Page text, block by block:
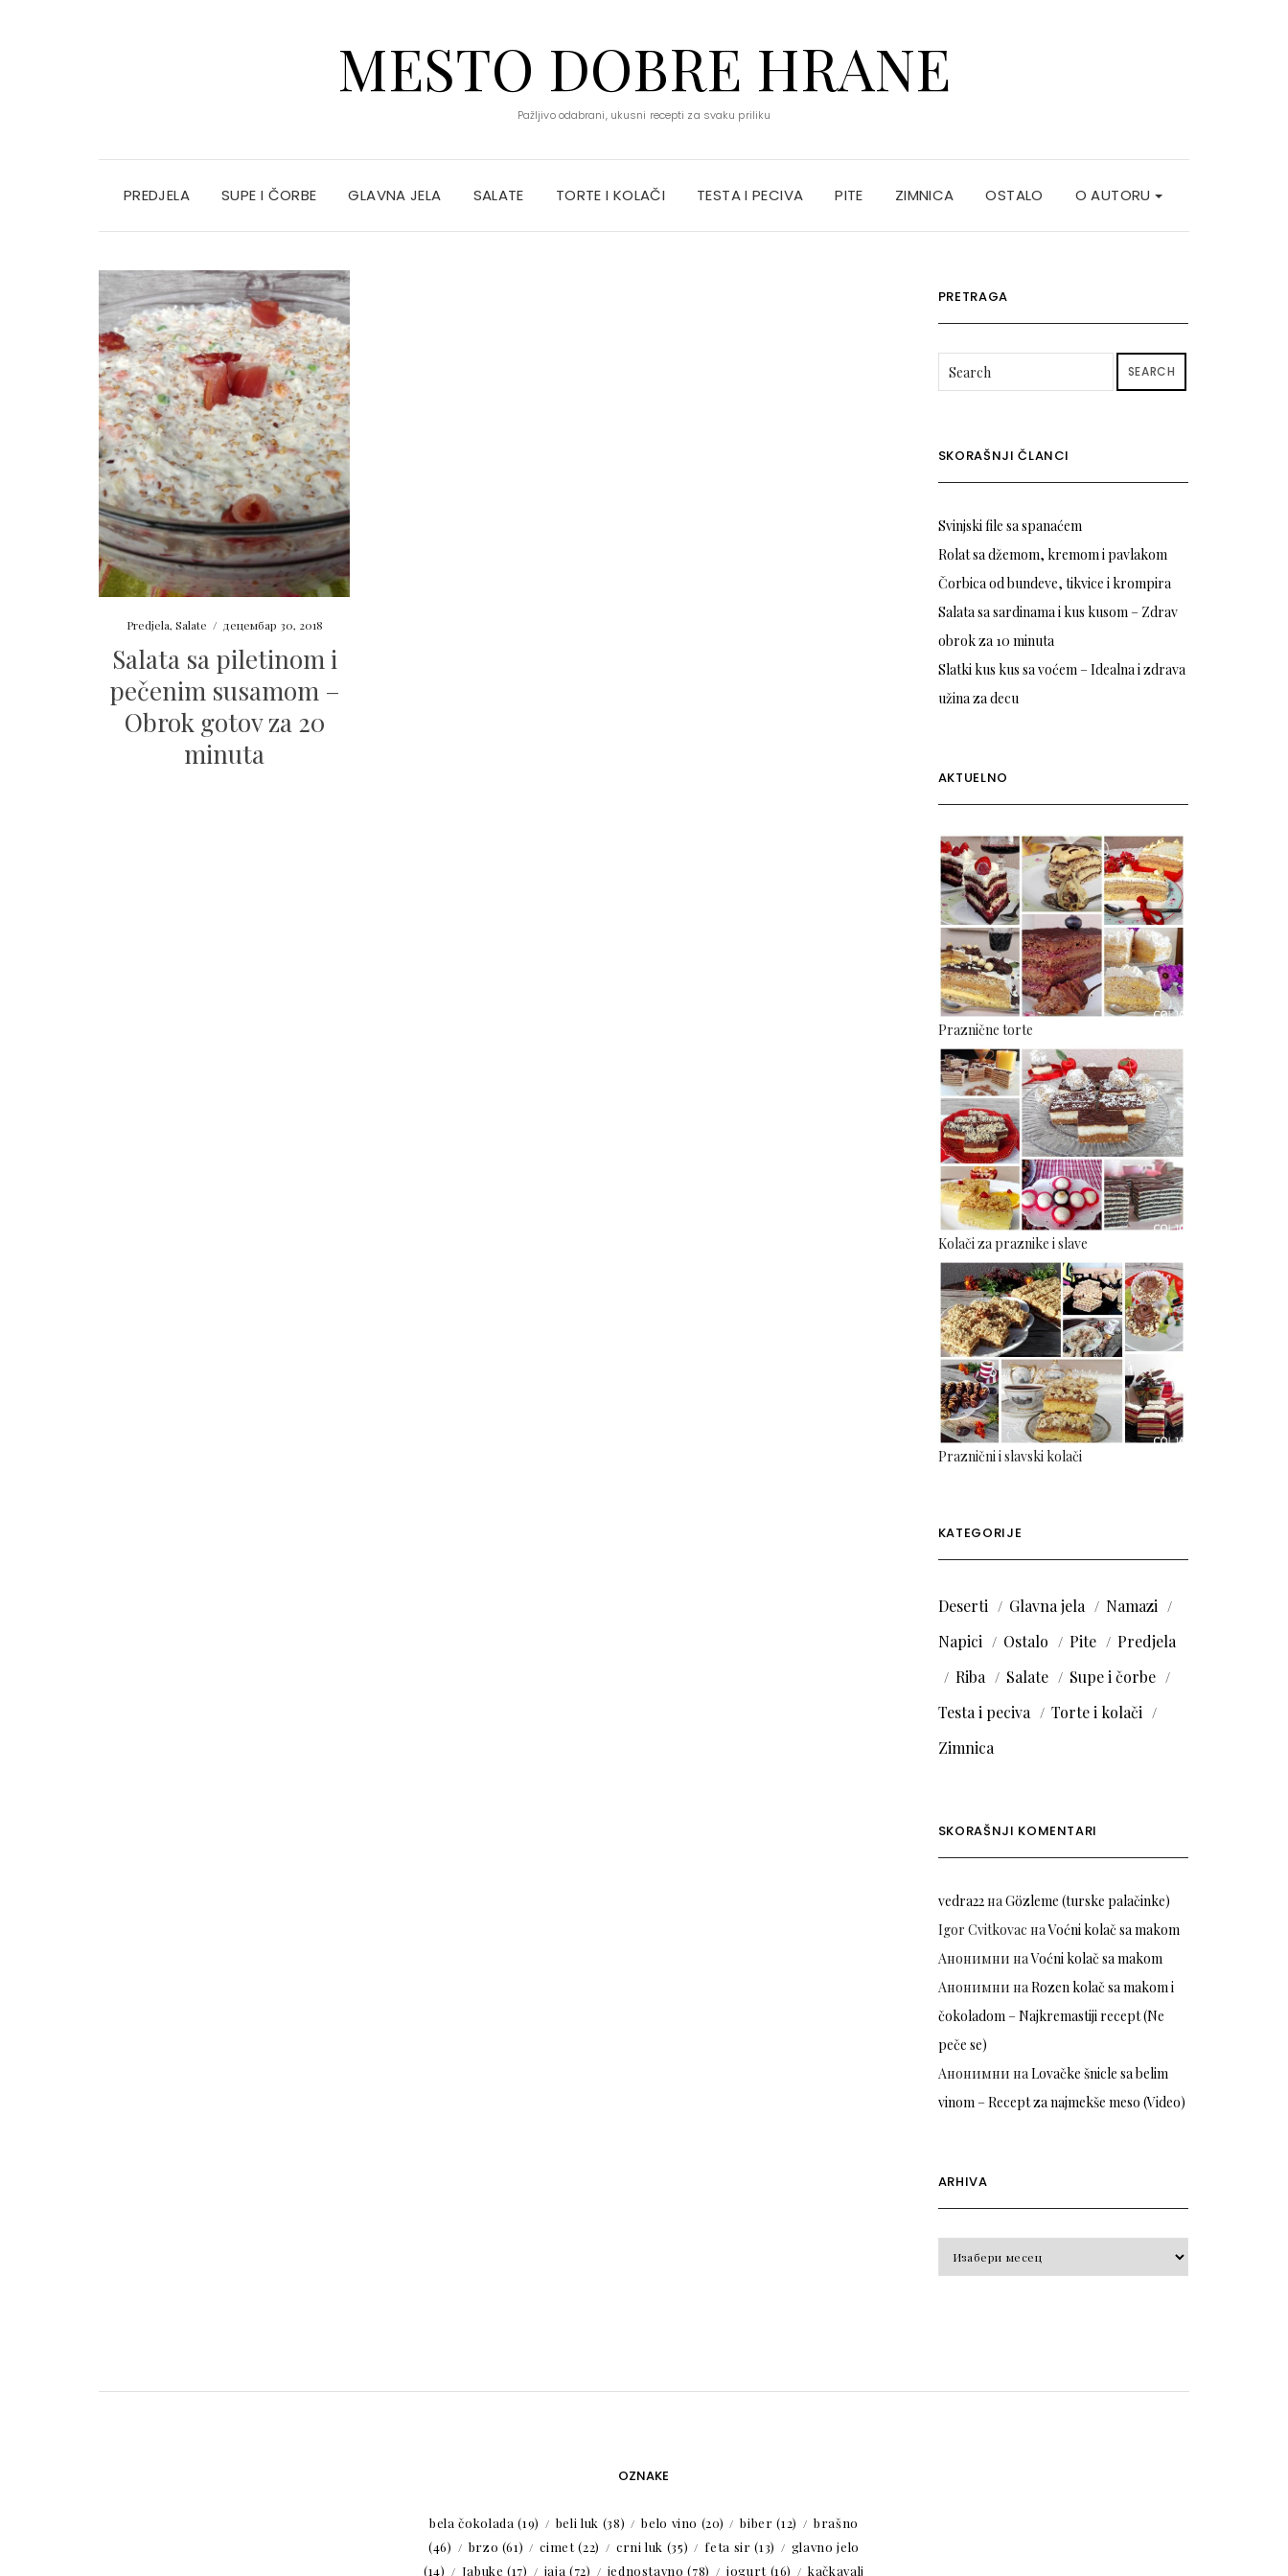
MESTO DOBRE HRANE
Pažljivo odabrani, ukusni recepti za svaku priliku
PREDJELA SUPE I ČORBE GLAVNA JELA SALATE TORTE I KOLAČI TESTA I PECIVA PITE ZIMNICA OSTALO O AUTORU
Predjela, Salate / децембар 30, 2018
Salata sa piletinom i
pečenim susamom –
Obrok gotov za 20
minuta
PRETRAGA
SEARCH
SKORAŠNJI ČLANCI
Svinjski file sa spanaćem
Rolat sa džemom, kremom i pavlakom
Čorbica od bundeve, tikvice i krompira
Salata sa sardinama i kus kusom – Zdrav
obrok za 10 minuta
Slatki kus kus sa voćem – Idealna i zdrava
užina za decu
AKTUELNO
Praznične torte
Kolači za praznike i slave
Praznični i slavski kolači
KATEGORIJE
Deserti Glavna jela
Namazi
Napici
Ostalo Pite
Predjela
Riba
Salate
Supe i čorbe
Testa i peciva
Torte i kolači
Zimnica
SKORAŠNJI KOMENTARI
vedra22наGözleme (turske palačinke)
Igor Cvitkovac наVoćni kolač sa makom
Анонимни наVoćni kolač sa makom
Анонимни наRozen kolač sa makom i
čokoladom – Najkremastiji recept (Ne
peče se)
Анонимни наLovačke šnicle sa belim
vinom – Recept za najmekše meso (Video)
ARHIVA
OZNAKE
bela čokolada (19) beli luk (38) belo vino (20) biber (12)
brašno
(46)
brzo (61) cimet(22) crni luk (35) feta sir (13)
glavno jelo
(14)
Jabuke (17) jaja (72) jednostavno (78) jogurt(16) kačkavalj